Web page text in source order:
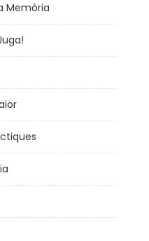
Memòria